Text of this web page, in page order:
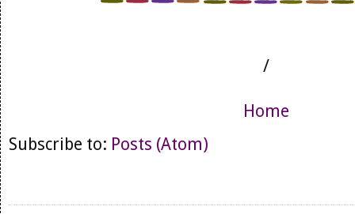
/
Home
Subscribe to: Posts (Atom)